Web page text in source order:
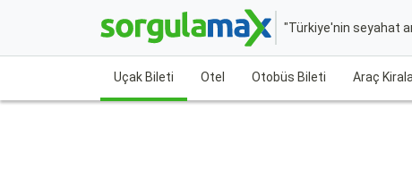
"Türkiye'nin seyahat
Uçak Bileti Otel Otobüs Bileti Araç